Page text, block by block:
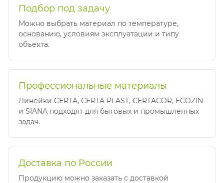
Подбор под задачу
Можно выбрать материал по температуре,
основанию, условиям эксплуатации и типу
объекта.
Профессиональные материалы
Линейки CERTA, CERTA PLAST, CERTACOR, ECOZIN
и SIANA подходят для бытовых и промышленных
задач.
Доставка по России
Продукцию можно заказать с доставкой